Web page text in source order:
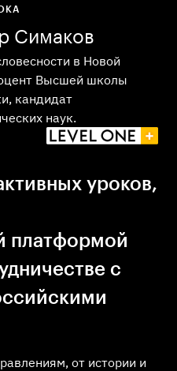
уроков,
платформой
с
от истории и
Симаков
в Новой
Высшей школы
кандидат
наук.